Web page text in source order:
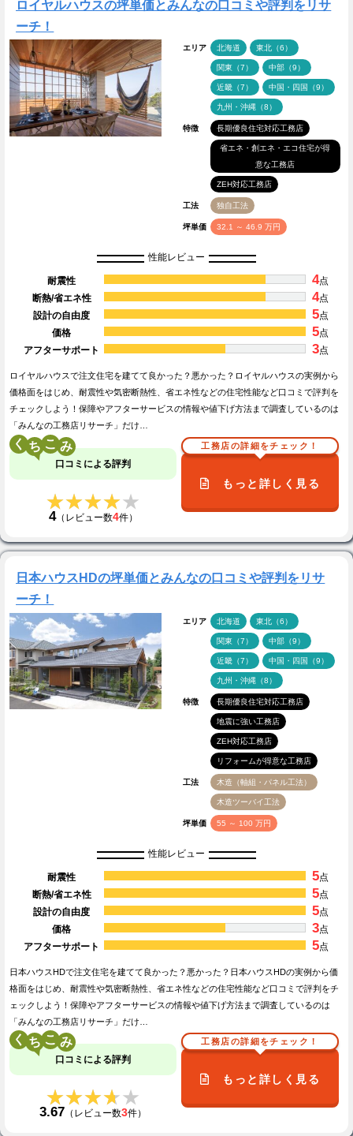
ロイヤルハウスの坪単価とみんなの口コミや評判をリサ
ーチ！
エリア 北海道 東北（6）
関東（7） 中部（9）
近畿（7） 中国・四国（9）
九州・沖縄（8）
特徴 長期優良住宅対応工務店
省エネ・創エネ・エコ住宅が得
意な工務店
ZEH対応工務店
工法 独自工法
坪単価 32.1 ～ 46.9 万円
性能レビュー
耐震性 4点
断熱/省エネ性
4点
設計の自由度
5点
価格
5点
アフターサポート
3点
ロイヤルハウスで注文住宅を建てて良かった？悪かった？ロイヤルハウスの実例から
価格面をはじめ、耐震性や気密断熱性、省エネ性などの住宅性能など口コミで評判を
チェックしよう！保障やアフターサービスの情報や値下げ方法まで調査しているのは
「みんなの工務店リサーチ」だけ…
く こ
口コミによる評判
★★★★★
★★★★★
4（レビュー数4件）
工務店の詳細をチェック！
もっと詳しく見る
日本ハウスHDの坪単価とみんなの口コミや評判をリサ
ーチ！
エリア 北海道 東北（6）
関東（7） 中部（9）
近畿（7） 中国・四国（9）
九州・沖縄（8）
特徴 長期優良住宅対応工務店
地震に強い工務店
ZEH対応工務店
リフォームが得意な工務店
工法 木造（軸組・パネル工法）
木造ツーバイ工法
坪単価 55 ～ 100 万円
性能レビュー
耐震性 5点
断熱/省エネ性
5点
設計の自由度
5点
価格
3点
アフターサポート
5点
日本ハウスHDで注文住宅を建てて良かった？悪かった？日本ハウスHDの実例から価
格面をはじめ、耐震性や気密断熱性、省エネ性などの住宅性能など口コミで評判をチ
ェックしよう！保障やアフターサービスの情報や値下げ方法まで調査しているのは
「みんなの工務店リサーチ」だけ…
く こ
口コミによる評判
★★★★★
★★★★★
3.67 （レビュー数3件）
工務店の詳細をチェック！
もっと詳しく見る